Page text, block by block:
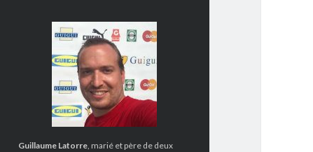
Guillaume Latorre, marié et père de deux